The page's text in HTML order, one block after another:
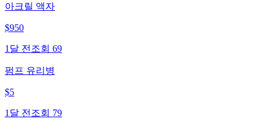
아크릴 액자
$950
1달 전 조회 69
펌프 유리병
$5
1달 전 조회 79